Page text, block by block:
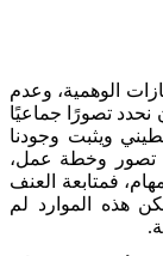
الوهمية، وعدم
نحدد تصورًا جماعيًا
ويثبت وجودنا
تصور وخطة عمل،
فمتابعة العنف
هذه الموارد لم